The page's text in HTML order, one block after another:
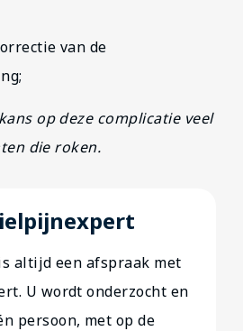
van de
op deze complicatie veel
die roken.
altijd een afspraak met
U wordt onderzocht en
persoon, met op de